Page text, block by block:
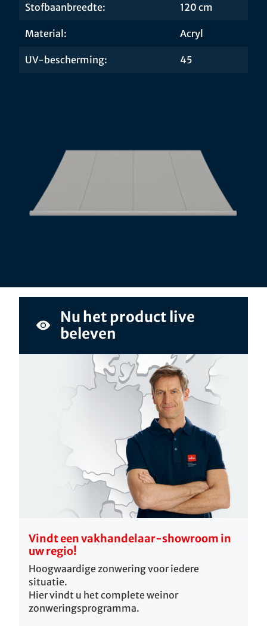
Stofbaanbreedte: 120 cm
Material: Acryl
UV-bescherming: 45
Nu het product live
beleven
Vindt een vakhandelaar-showroom in
uw regio!
Hoogwaardige zonwering voor iedere
situatie.
Hier vindt u het complete weinor
zonweringsprogramma.